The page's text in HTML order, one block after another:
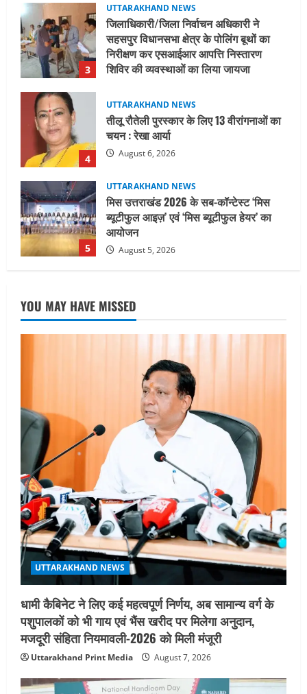
4
UTTARAKHAND NEWS
तीलू रौतेली पुरस्कार के लिए 13 वीरांगनाओं का
चयन : रेखा आर्या
August 6, 2026
5
मिस उत्तराखंड 2026 के सब-कॉन्टेस्ट ‘मिस
ब्यूटीफुल आइज़’ एवं ‘मिस ब्यूटीफुल हेयर’ का
आयोजन
August 5, 2026
1
UTTARAKHAND NEWS
धामी कैबिनेट ने लिए कई महत्वपूर्ण निर्णय, अब
सामान्य वर्ग के पशुपालकों को भी गाय एवं भैंस
खरीद पर मिलेगा अनुदान, मजदूरी संहिता
नियमावली-2026 को मिली मंजूरी
2
नाबार्ड ने राष्ट्रीय हथकरघा दिवस के अवसर पर
मुंबई में तीन दिवसीय प्रदर्शनी का आयोजन किया
August 7, 2026
3
UTTARAKHAND NEWS
जिलाधिकारी/जिला निर्वाचन अधिकारी ने
सहसपुर विधानसभा क्षेत्र के पोलिंग बूथों का
निरीक्षण कर एसआईआर आपत्ति निस्तारण
शिविर की व्यवस्थाओं का लिया जायजा
August 6, 2026
4
UTTARAKHAND NEWS
तीलू रौतेली पुरस्कार के लिए 13 वीरांगनाओं का
चयन : रेखा आर्या
August 6, 2026
5
UTTARAKHAND NEWS
मिस उत्तराखंड 2026 के सब-कॉन्टेस्ट ‘मिस
ब्यूटीफुल आइज़’ एवं ‘मिस ब्यूटीफुल हेयर’ का
आयोजन
August 5, 2026
YOU MAY HAVE MISSED
UTTARAKHAND NEWS
धामी कैबिनेट ने लिए कई महत्वपूर्ण निर्णय, अब सामान्य वर्ग के
पशुपालकों को भी गाय एवं भैंस खरीद पर मिलेगा अनुदान,
मजदूरी संहिता नियमावली-2026 को मिली मंजूरी
Uttarakhand Print Media August 7, 2026